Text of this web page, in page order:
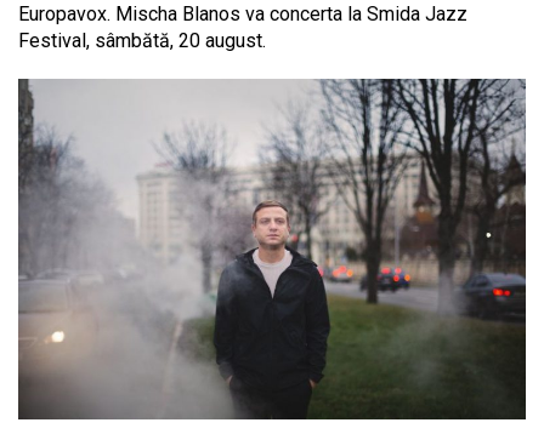
Europavox. Mischa Blanos va concerta la Smida Jazz
Festival, sâmbătă, 20 august.